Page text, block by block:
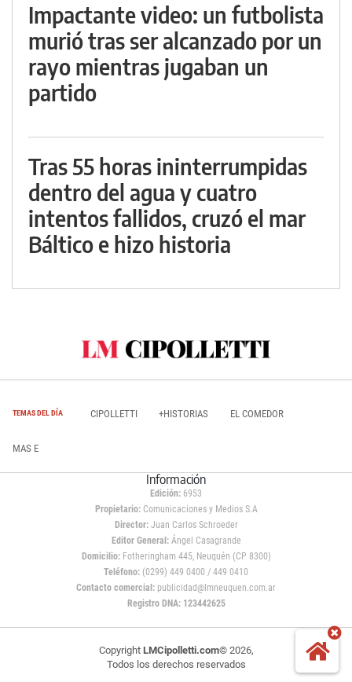
Impactante video: un futbolista
murió tras ser alcanzado por un
rayo mientras jugaban un
partido
Tras 55 horas ininterrumpidas
dentro del agua y cuatro
intentos fallidos, cruzó el mar
Báltico e hizo historia
TEMAS DEL DÍA CIPOLLETTI +HISTORIAS EL COMEDOR
MAS E
Información
Edición: 6953
Propietario:Comunicaciones y Medios S.A
Director: Juan Carlos Schroeder
Editor General:Ángel Casagrande
Domicilio:Fotheringham 445, Neuquén (CP 8300)
Teléfono: (0299) 449 0400 / 449 0410
Contacto comercial: publicidad@lmneuquen.com.ar
Registro DNA: 123442625
Copyright LMCipolletti.com© 2026,
Todos los derechos reservados